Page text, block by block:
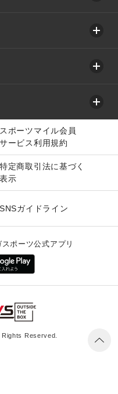
スポーツマイル会員
サービス利用規約
特定商取引法に基づく
表示
SNSガイドライン
ポーツ公式アプリ
Reserved.